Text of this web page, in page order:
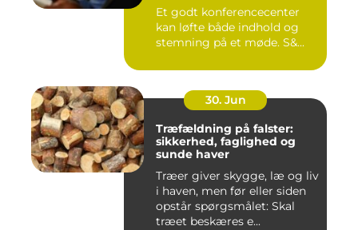
Et godt konferencecenter
kan løfte både indhold og
stemning på et møde. S&...
30. Jun
Træfældning på falster:
sikkerhed, faglighed og
sunde haver
Træer giver skygge, læ og liv
i haven, men før eller siden
opstår spørgsmålet: Skal
træet beskæres e...